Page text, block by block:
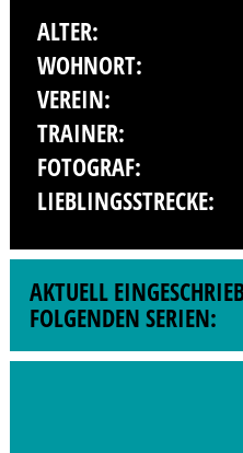
ALTER:
WOHNORT:
VEREIN:
TRAINER:
FOTOGRAF:
LIEBLINGSSTRECKE:
AKTUELL
FOLGENDEN SERIEN: